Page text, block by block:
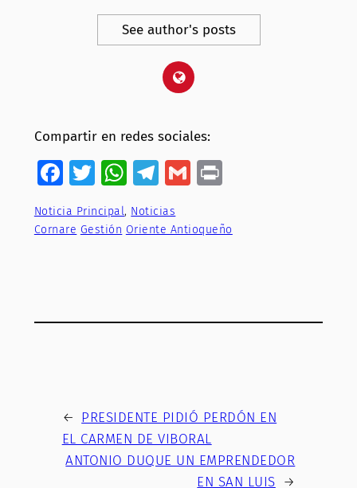
See author's posts
Compartir en redes sociales:
Facebook
Twitter
WhatsApp
Telegram
GmailPrint
Noticia Principal, Noticias
Cornare Gestión Oriente Antioqueño
← PRESIDENTE PIDIÓ PERDÓN EN
EL CARMEN DE VIBORAL
ANTONIO DUQUE UN EMPRENDEDOR
EN SAN LUIS →